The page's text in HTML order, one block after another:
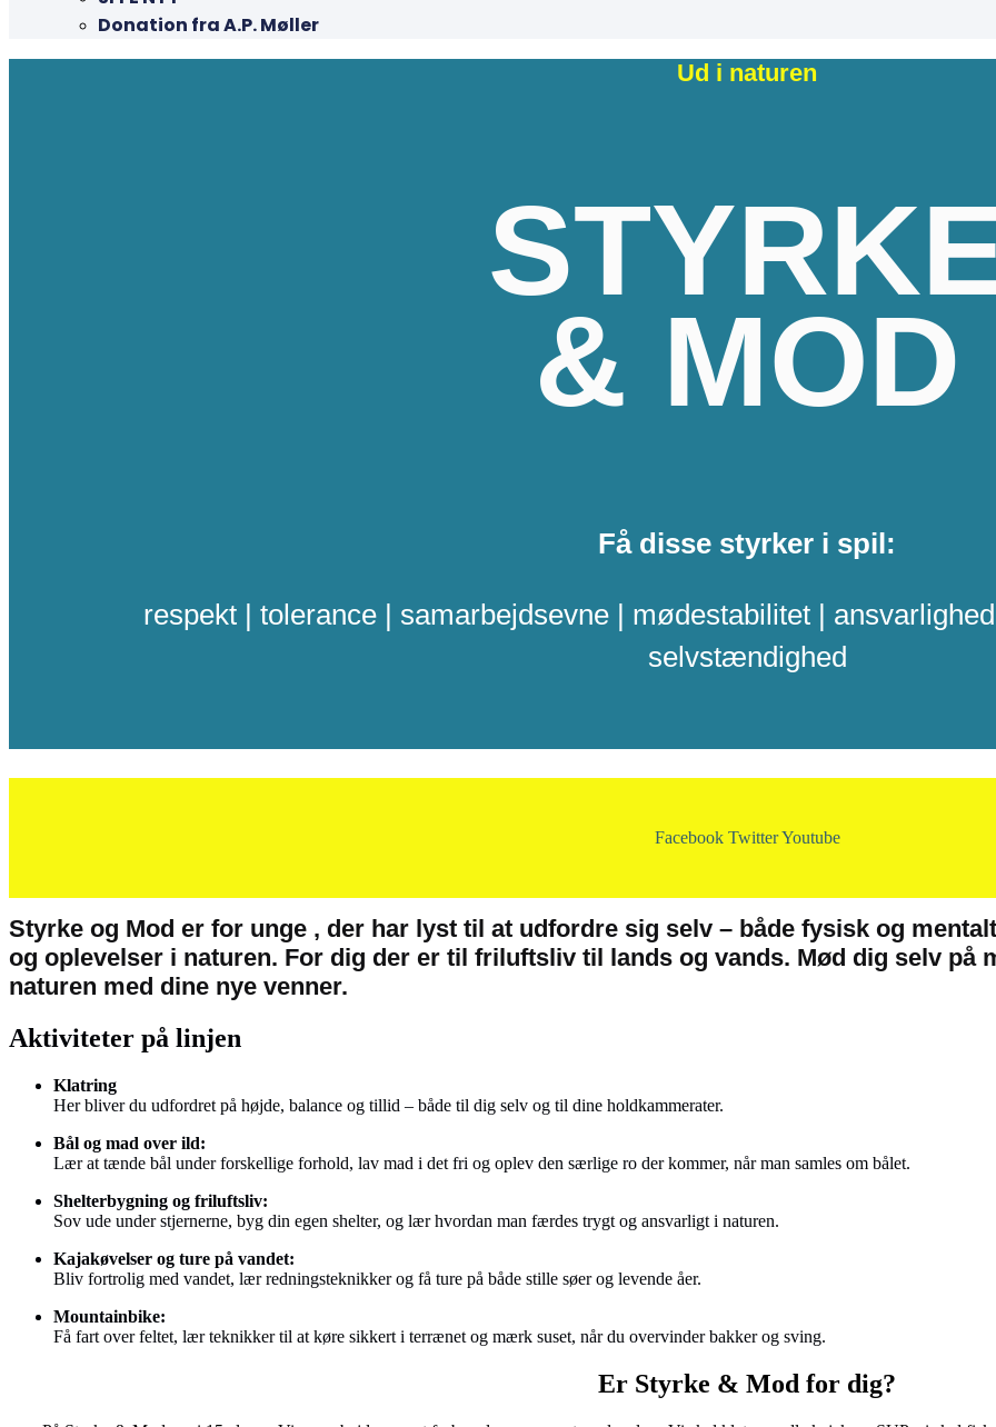
Donation fra A.P. Møller
Ud i naturen
& MOD
Få disse styrker i spil:
respekt | tolerance | samarbejdsevne | mødestabilitet |
selvstændighed
Facebook Twitter Youtube
Styrke og Mod er for unge , der har lyst til at udfordre sig selv – både fysisk og
og oplevelser i naturen. For dig der er til friluftsliv til lands og vands. Mød dig selv på
naturen med dine nye venner.
Aktiviteter på linjen
Klatring
Her bliver du udfordret på højde, balance og tillid – både til dig selv og til dine holdkammerater.
Bål og mad over ild:
Lær at tænde bål under forskellige forhold, lav mad i det fri og oplev den særlige ro der kommer, når man samles om bålet.
Shelterbygning og friluftsliv:
Sov ude under stjernerne, byg din egen shelter, og lær hvordan man færdes trygt og ansvarligt i naturen.
Kajakøvelser og ture på vandet:
Bliv fortrolig med vandet, lær redningsteknikker og få ture på både stille søer og levende åer.
Mountainbike:
Få fart over feltet, lær teknikker til at køre sikkert i terrænet og mærk suset, når du overvinder bakker og sving.
Er Styrke & Mod for dig?